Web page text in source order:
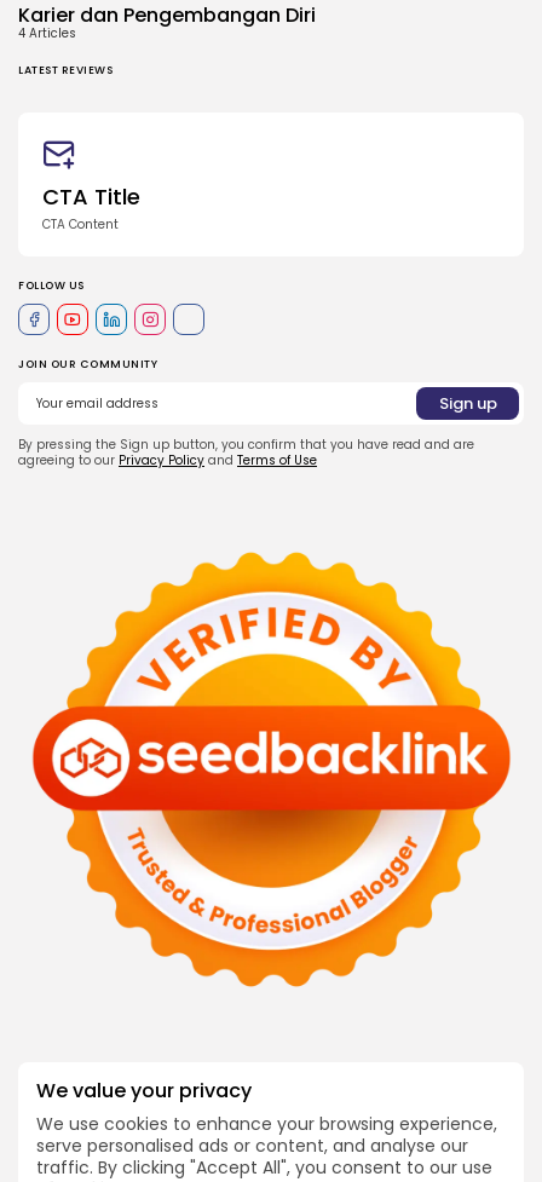
We value your privacy
We use cookies to enhance your browsing experience,
serve personalised ads or content, and analyse our
traffic. By clicking "Accept All", you consent to our use
Karier dan Pengembangan Diri
4 Articles
LATEST REVIEWS
CTA Title
CTA Content
FOLLOW US
JOIN OUR COMMUNITY
By pressing the Sign up button, you confirm that you have read and are
agreeing to our Privacy Policy and Terms of Use
Follow Us @dialocal
INFORMASI
Tentang Kami
COMPANY
Blog